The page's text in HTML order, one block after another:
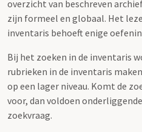
overzicht van beschreven
zijn formeel en globaal. Het
inventaris behoeft enige
Bij het zoeken in de inventaris
rubrieken in de inventaris
op een lager niveau. Komt de
voor, dan voldoen
zoekvraag.